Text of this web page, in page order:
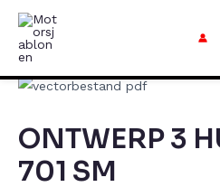
Doorgaan
artikel
ONTWERP 3
701 SM